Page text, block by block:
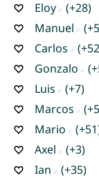
Eloy
(+28)
Manuel
Carlos
Gonzalo
Luis
(+7)
Marcos
Mario
Axel
(+3)
Ian
(+35)